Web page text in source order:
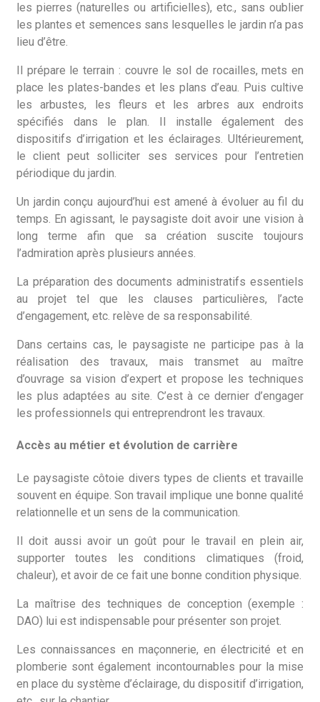
les pierres (naturelles ou artificielles), etc., sans oublier
les plantes et semences sans lesquelles le jardin n’a pas
lieu d’être.
Il prépare le terrain : couvre le sol de rocailles, mets en
place les plates-bandes et les plans d’eau. Puis cultive
les arbustes, les fleurs et les arbres aux endroits
spécifiés dans le plan. Il installe également des
dispositifs d’irrigation et les éclairages. Ultérieurement,
le client peut solliciter ses services pour l’entretien
périodique du jardin.
Un jardin conçu aujourd’hui est amené à évoluer au fil du
temps. En agissant, le paysagiste doit avoir une vision à
long terme afin que sa création suscite toujours
l’admiration après plusieurs années.
La préparation des documents administratifs essentiels
au projet tel que les clauses particulières, l’acte
d’engagement, etc. relève de sa responsabilité.
Dans certains cas, le paysagiste ne participe pas à la
réalisation des travaux, mais transmet au maître
d’ouvrage sa vision d’expert et propose les techniques
les plus adaptées au site. C’est à ce dernier d’engager
les professionnels qui entreprendront les travaux.
Accès au métier et évolution de carrière
Le paysagiste côtoie divers types de clients et travaille
souvent en équipe. Son travail implique une bonne qualité
relationnelle et un sens de la communication.
Il doit aussi avoir un goût pour le travail en plein air,
supporter toutes les conditions climatiques (froid,
chaleur), et avoir de ce fait une bonne condition physique.
La maîtrise des techniques de conception (exemple :
DAO) lui est indispensable pour présenter son projet.
Les connaissances en maçonnerie, en électricité et en
plomberie sont également incontournables pour la mise
en place du système d’éclairage, du dispositif d’irrigation,